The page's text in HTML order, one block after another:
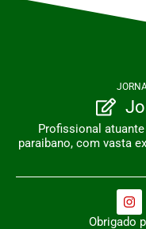
Profissional
paraibano, com vasta
Obrigado